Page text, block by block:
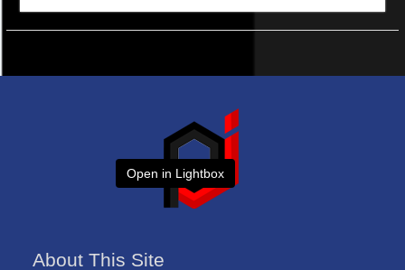
Open in Lightbox
About This Site